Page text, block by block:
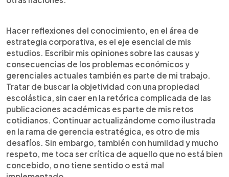
Hacer reflexiones del conocimiento, en el área de
estrategia corporativa, es el eje esencial de mis
estudios. Escribir mis opiniones sobre las causas y
consecuencias de los problemas económicos y
gerenciales actuales también es parte de mi trabajo.
Tratar de buscar la objetividad con una propiedad
escolástica, sin caer en la retórica complicada de las
publicaciones académicas es parte de mis retos
cotidianos. Continuar actualizándome como ilustrada
en la rama de gerencia estratégica, es otro de mis
desafíos. Sin embargo, también con humildad y mucho
respeto, me toca ser crítica de aquello que no está bien
concebido, o no tiene sentido o está mal